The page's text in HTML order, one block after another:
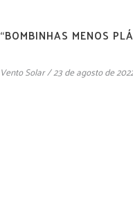
“BOMBINHAS MENOS
Vento Solar 23 de agosto de